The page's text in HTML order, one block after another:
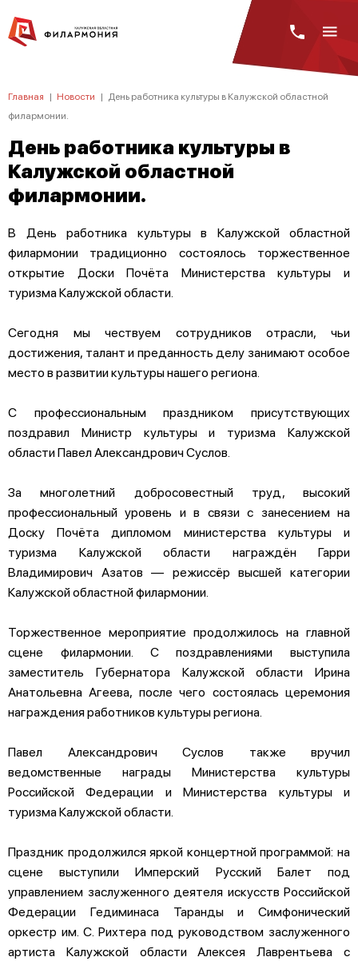
Главная | Новости | День работника культуры в Калужской областной
филармонии.
День работника культуры в
Калужской областной
филармонии.
В День работника культуры в Калужской областной
филармонии традиционно состоялось торжественное
открытие Доски Почёта Министерства культуры и
туризма Калужской области.
Сегодня мы чествуем сотрудников отрасли, чьи
достижения, талант и преданность делу занимают особое
место в развитии культуры нашего региона.
С профессиональным праздником присутствующих
поздравил Министр культуры и туризма Калужской
области Павел Александрович Суслов.
За многолетний добросовестный труд, высокий
профессиональный уровень и в связи с занесением на
Доску Почёта дипломом министерства культуры и
туризма Калужской области награждён Гарри
Владимирович Азатов — режиссёр высшей категории
Калужской областной филармонии.
Торжественное мероприятие продолжилось на главной
сцене филармонии. С поздравлениями выступила
заместитель Губернатора Калужской области Ирина
Анатольевна Агеева, после чего состоялась церемония
награждения работников культуры региона.
Павел Александрович Суслов также вручил
ведомственные награды Министерства культуры
Российской Федерации и Министерства культуры и
туризма Калужской области.
Праздник продолжился яркой концертной программой: на
сцене выступили Имперский Русский Балет под
управлением заслуженного деятеля искусств Российской
Федерации Гедиминаса Таранды и Симфонический
оркестр им. С. Рихтера под руководством заслуженного
артиста Калужской области Алексея Лаврентьева с